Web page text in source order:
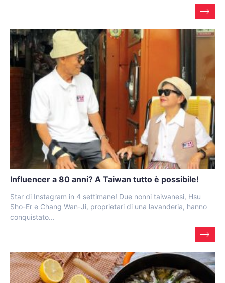
Influencer a 80 anni? A Taiwan tutto è possibile!
Star di Instagram in 4 settimane! Due nonni taiwanesi, Hsu
Sho-Er e Chang Wan-Ji, proprietari di una lavanderia, hanno
conquistato...